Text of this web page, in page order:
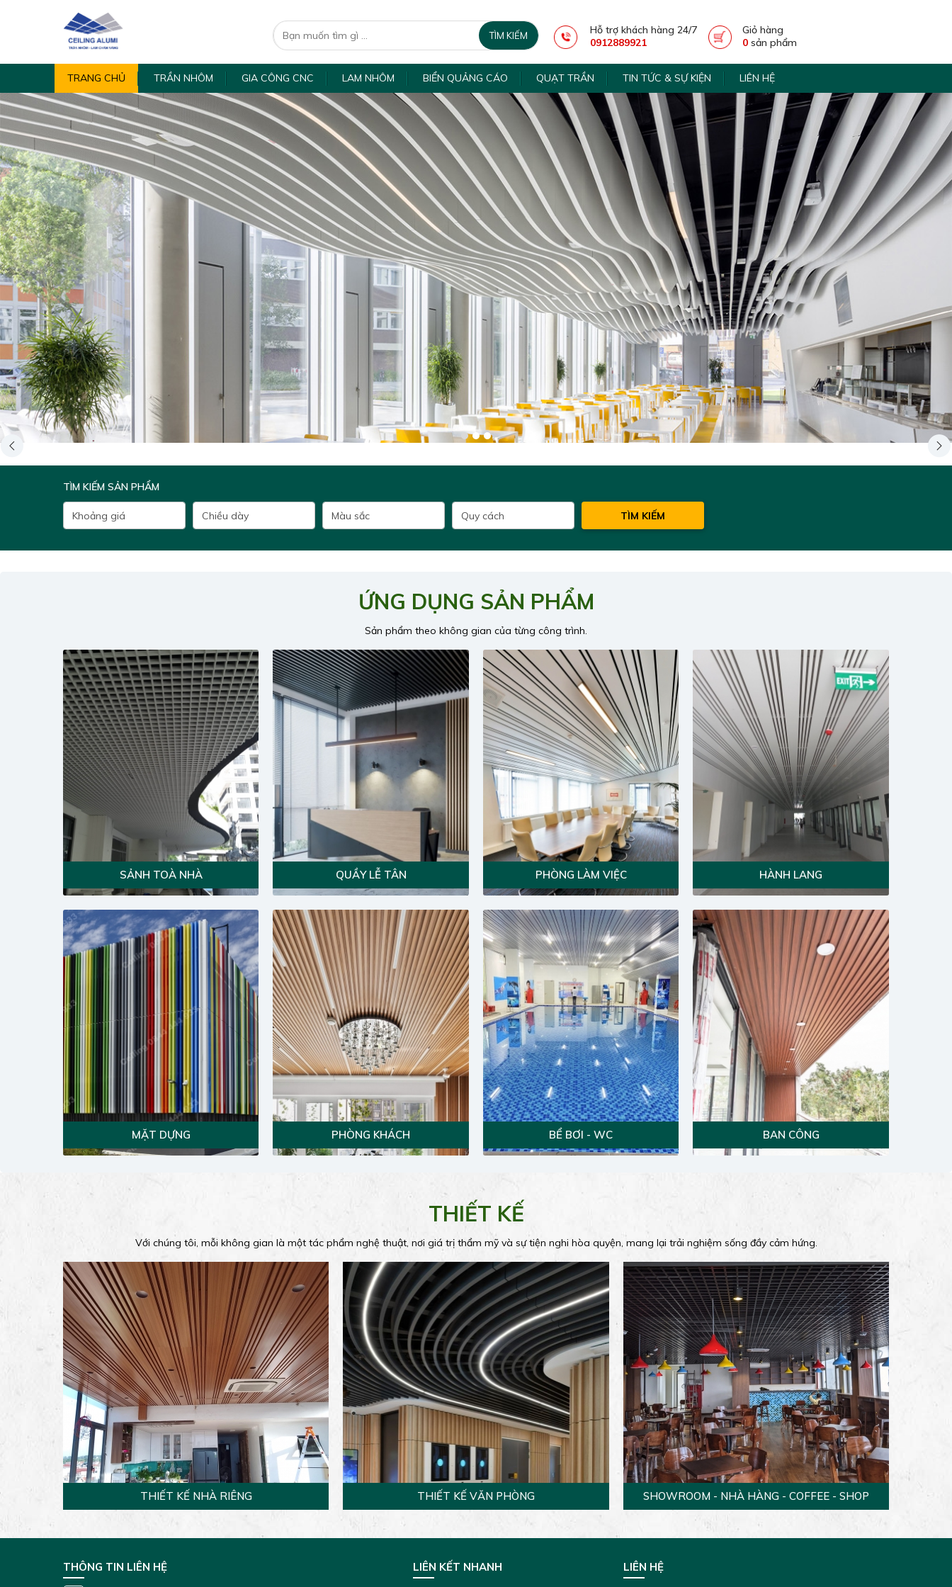
Hỗ trợ khách hàng 24/7
0912889921
Giỏ hàng
0sản phẩm
TRANG CHỦ TRẦN NHÔM GIA CÔNG CNC LAM NHÔM BIỂN QUẢNG CÁO QUẠT TRẦN TIN TỨC & SỰ KIỆN LIÊN HỆ
TÌM KIẾM SẢN PHẨM
TÌM KIẾM
ỨNG DỤNG SẢN PHẨM
Sản phẩm theo không gian của từng công trình.
SẢNH TOÀ NHÀ QUẦY LỄ TÂN PHÒNG LÀM VIỆC HÀNH LANG
MẶT DỰNG PHÒNG KHÁCH BỂ BƠI - WC BAN CÔNG
THIẾT KẾ
Với chúng tôi, mỗi không gian là một tác phẩm nghệ thuật, nơi giá trị thẩm mỹ và sự tiện nghi hòa quyện, mang lại trải nghiệm sống đầy cảm hứng.
THIẾT KẾ NHÀ RIÊNG THIẾT KẾ VĂN PHÒNG SHOWROOM - NHÀ HÀNG - COFFEE - SHOP
THÔNG TIN LIÊN HỆ LIÊN KẾT NHANH LIÊN HỆ